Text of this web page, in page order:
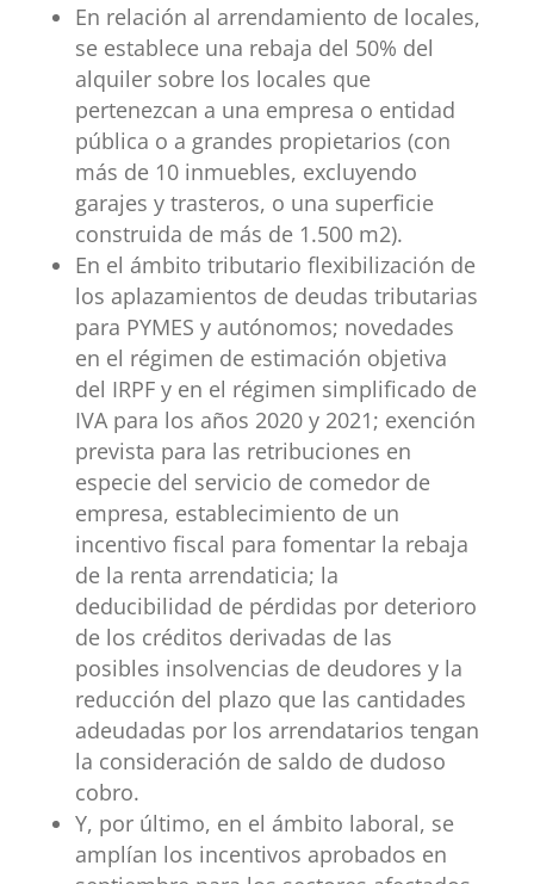
En relación al arrendamiento de locales,
se establece una rebaja del 50% del
alquiler sobre los locales que
pertenezcan a una empresa o entidad
pública o a grandes propietarios (con
más de 10 inmuebles, excluyendo
garajes y trasteros, o una superficie
construida de más de 1.500 m2).
En el ámbito tributario flexibilización de
los aplazamientos de deudas tributarias
para PYMES y autónomos; novedades
en el régimen de estimación objetiva
del IRPF y en el régimen simplificado de
IVA para los años 2020 y 2021; exención
prevista para las retribuciones en
especie del servicio de comedor de
empresa, establecimiento de un
incentivo fiscal para fomentar la rebaja
de la renta arrendaticia; la
deducibilidad de pérdidas por deterioro
de los créditos derivadas de las
posibles insolvencias de deudores y la
reducción del plazo que las cantidades
adeudadas por los arrendatarios tengan
la consideración de saldo de dudoso
cobro.
Y, por último, en el ámbito laboral, se
amplían los incentivos aprobados en